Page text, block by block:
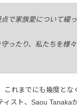
で家族愛について綴
ったり、私たちを様
これまでにも幾度とな
ィスト、Saou Tanaka